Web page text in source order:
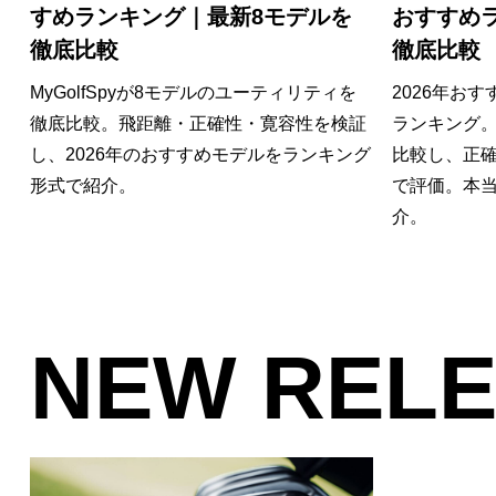
すめランキング｜最新8モデルを
徹底比較
MyGolfSpyが8モデルのユーティリティを
徹底比較。飛距離・正確性・寛容性を検証
し、2026年のおすすめモデルをランキング
形式で紹介。
おすすめ
徹底比較
2026年おす
ランキング
比較し、正
で評価。本
介。
NEW